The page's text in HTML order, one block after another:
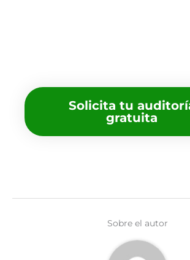
Solicita tu
gratuita
Sobre el autor